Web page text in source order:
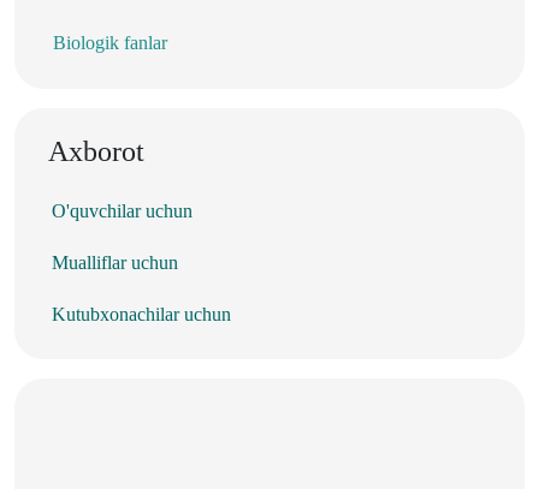
Biologik fanlar
Axborot
O'quvchilar uchun
Mualliflar uchun
Kutubxonachilar uchun